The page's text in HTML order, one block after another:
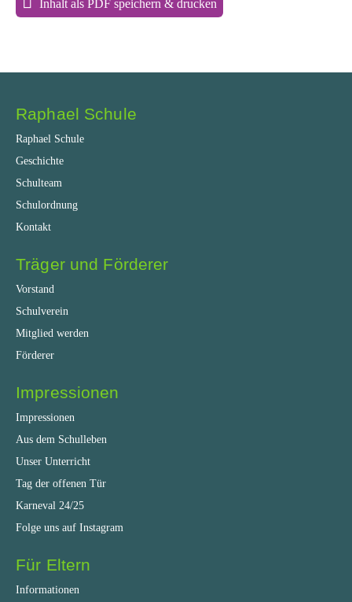
Inhalt als PDF speichern & drucken
Raphael Schule
Raphael Schule
Geschichte
Schulteam
Schulordnung
Kontakt
Träger und Förderer
Vorstand
Schulverein
Mitglied werden
Förderer
Impressionen
Impressionen
Aus dem Schulleben
Unser Unterricht
Tag der offenen Tür
Karneval 24/25
Folge uns auf Instagram
Für Eltern
Informationen